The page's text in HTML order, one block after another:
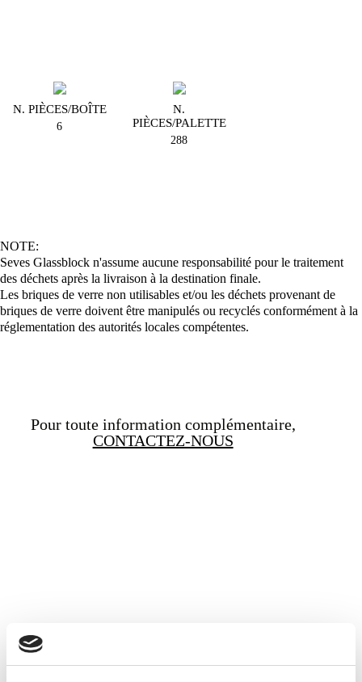
N. PIÈCES/BOÎTE
6
N.
PIÈCES/PALETTE
288
NOTE:
Seves Glassblock n'assume aucune responsabilité pour le traitement
des déchets après la livraison à la destination finale.
Les briques de verre non utilisables et/ou les déchets provenant de
briques de verre doivent être manipulés ou recyclés conformément à la
réglementation des autorités locales compétentes.
Pour toute information complémentaire,
CONTACTEZ-NOUS